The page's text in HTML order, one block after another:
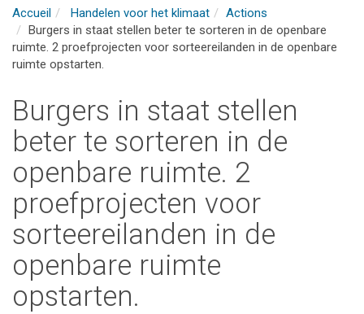
Accueil Handelen voor het klimaat
Actions
Burgers in staat stellen beter te sorteren in de openbare
ruimte. 2 proefprojecten voor sorteereilanden in de openbare
ruimte opstarten.
Burgers in staat stellen
beter te sorteren in de
openbare ruimte. 2
proefprojecten voor
sorteereilanden in de
openbare ruimte
opstarten.